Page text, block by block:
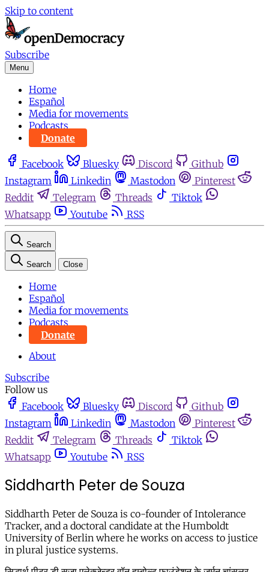
Skip to content
Subscribe
Menu
Home
Español
Media for movements
Podcasts
Donate
Facebook Bluesky Discord
Github
Instagram
Linkedin Mastodon
Pinterest
Reddit
Telegram Threads
Tiktok
Whatsapp
Youtube RSS
Search
Search Close
Home
Español
Media for movements
Podcasts
Donate
About
Subscribe
Follow us
Facebook
Bluesky Discord
Github
Instagram
Linkedin Mastodon
Pinterest
Reddit
Telegram Threads
Tiktok
Whatsapp
Youtube RSS
Siddharth Peter de Souza
Siddharth Peter de Souza is co-founder of Intolerance
Tracker, and a doctoral candidate at the Humboldt
University of Berlin where he works on access to justice
in plural justice systems.